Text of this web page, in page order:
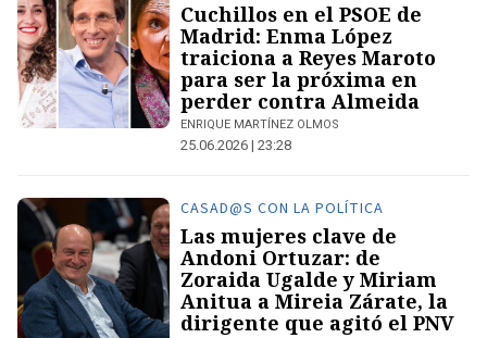
Cuchillos en el PSOE de
Madrid: Enma López
traiciona a Reyes Maroto
para ser la próxima en
perder contra Almeida
ENRIQUE MARTÍNEZ OLMOS
25.06.2026 | 23:28
CASAD@S CON LA POLÍTICA
Las mujeres clave de
Andoni Ortuzar: de
Zoraida Ugalde y Miriam
Anitua a Mireia Zárate, la
dirigente que agitó el PNV